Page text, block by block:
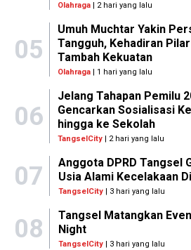
Olahraga | 2 hari yang lalu
05
Umuh Muchtar Yakin
Tangguh, Kehadiran
Tambah Kekuatan
Olahraga | 1 hari yang lalu
06
Jelang Tahapan Pemilu
Gencarkan Sosialisasi
hingga ke Sekolah
TangselCity | 2 hari yang lalu
07
Anggota DPRD Tangsel
Usia Alami Kecelakaan
TangselCity| 3 hari yang lalu
08
Tangsel Matangkan
Night
TangselCity| 3 hari yang lalu